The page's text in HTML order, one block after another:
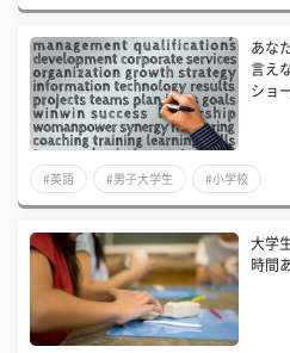
あな
言え
ショ
#英語 #男子大学生 #小学校
大学
時間